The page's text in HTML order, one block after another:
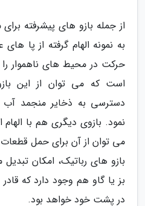
به نمونه الهام گرفته از پا
حرکت در محیط های ناهموار
است که می توان از این
دسترسی به ذخایر منجمد آب
نمود. بازوی دیگری هم با
می توان از آن برای حمل
بازو های رباتیک، امکان
بز یا گاو هم وجود دارد که
در پشت خود خواهد بود.